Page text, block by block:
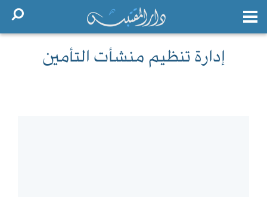
إدارة تنظيم منشأت التأمين